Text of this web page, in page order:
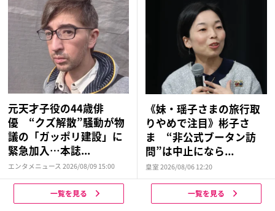
元天才子役の44歳俳
優 “クズ解散”騒動が物
議の「ガッポリ建設」に
緊急加入…本誌...
エンタメニュース 2026/08/09 15:00
一覧を見る
《妹・瑶子さまの旅行取
りやめで注目》彬子さ
ま “非公式ブータン訪
問”は中止になら...
皇室 2026/08/06 12:20
一覧を見る